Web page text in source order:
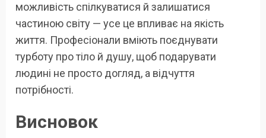
можливість спілкуватися й залишатися
частиною світу — усе це впливає на якість
життя. Професіонали вміють поєднувати
турботу про тіло й душу, щоб подарувати
людині не просто догляд, а відчуття
потрібності.
Висновок